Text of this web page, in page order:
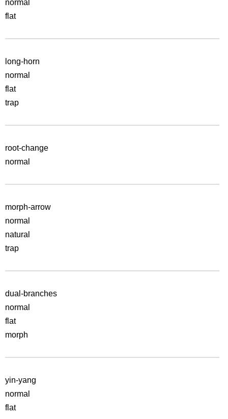
normal
flat
long-horn
normal
flat
trap
root-change
normal
morph-arrow
normal
natural
trap
dual-branches
normal
flat
morph
yin-yang
normal
flat